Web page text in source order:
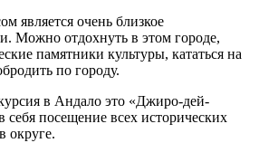
является очень близкое
Можно отдохнуть в этом городе,
памятники культуры, кататься на
по городу.
в Андало это «Джиро-дей-
посещение всех исторических
округе.